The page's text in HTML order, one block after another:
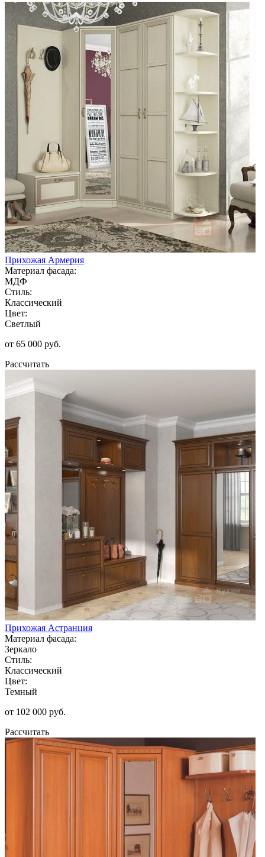
Прихожая Армерия
Материал фасада:
МДФ
Стиль:
Классический
Цвет:
Светлый
от 65 000 руб.
Рассчитать
Прихожая Астранция
Материал фасада:
Зеркало
Стиль:
Классический
Цвет:
Темный
от 102 000 руб.
Рассчитать